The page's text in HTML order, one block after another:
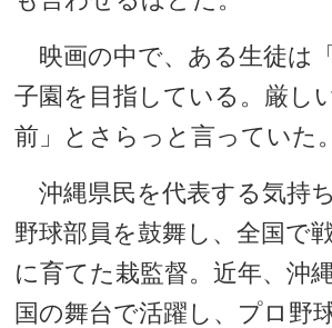
映画の中で、ある生徒は
子園を目指している。厳し
前」とさらっと言っていた。
沖縄県民を代表する気持
野球部員を鼓舞し、全国で
に育てた栽監督。近年、沖
国の舞台で活躍し、プロ野